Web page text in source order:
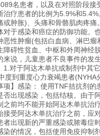
名患者，以及在对照阶段
治疗患者的比例为5.9%和
或肿胀)、头痛和骨骼肌肉疼
对于感染和癌症的防御功能。
恶性肿瘤(包括白血病、淋巴
障碍性贫血、中枢和外周神经
来说，儿童患者不良事件的发
1.对于阿达木单抗或制剂中
度到重度心力衰竭患者
项】感染： 使用TNF拮抗剂
否出现感染，包括结核。由于
之前均不能开始阿达木单抗治
接受阿达木单抗治疗之前，应
者出现新的严重感染或脓毒症
染的情况，包括使用免疫抑制